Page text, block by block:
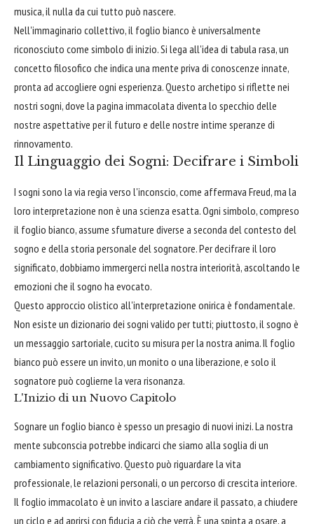
musica, il nulla da cui tutto può nascere.
Nell'immaginario collettivo, il foglio bianco è universalmente
riconosciuto come simbolo di inizio. Si lega all'idea di tabula rasa, un
concetto filosofico che indica una mente priva di conoscenze innate,
pronta ad accogliere ogni esperienza. Questo archetipo si riflette nei
nostri sogni, dove la pagina immacolata diventa lo specchio delle
nostre aspettative per il futuro e delle nostre intime speranze di
rinnovamento.
Il Linguaggio dei Sogni: Decifrare i Simboli
I sogni sono la via regia verso l'inconscio, come affermava Freud, ma la
loro interpretazione non è una scienza esatta. Ogni simbolo, compreso
il foglio bianco, assume sfumature diverse a seconda del contesto del
sogno e della storia personale del sognatore. Per decifrare il loro
significato, dobbiamo immergerci nella nostra interiorità, ascoltando le
emozioni che il sogno ha evocato.
Questo approccio olistico all'interpretazione onirica è fondamentale.
Non esiste un dizionario dei sogni valido per tutti; piuttosto, il sogno è
un messaggio sartoriale, cucito su misura per la nostra anima. Il foglio
bianco può essere un invito, un monito o una liberazione, e solo il
sognatore può coglierne la vera risonanza.
L'Inizio di un Nuovo Capitolo
Sognare un foglio bianco è spesso un presagio di nuovi inizi. La nostra
mente subconscia potrebbe indicarci che siamo alla soglia di un
cambiamento significativo. Questo può riguardare la vita
professionale, le relazioni personali, o un percorso di crescita interiore.
Il foglio immacolato è un invito a lasciare andare il passato, a chiudere
un ciclo e ad aprirsi con fiducia a ciò che verrà. È una spinta a osare, a